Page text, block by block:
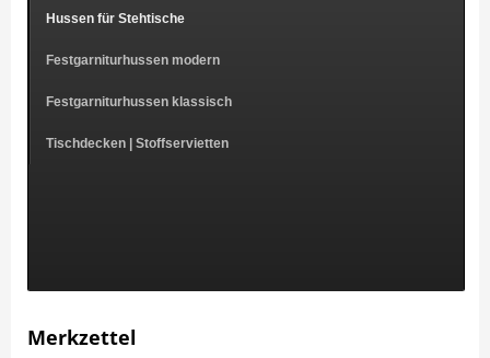
Hussen für Stehtische
Festgarniturhussen modern
Festgarniturhussen klassisch
Tischdecken | Stoffservietten
Merkzettel